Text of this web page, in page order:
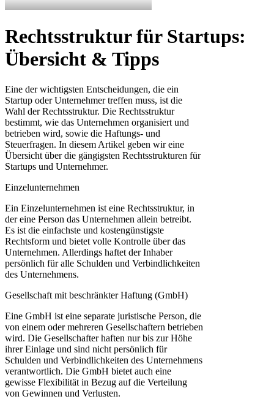
Rechtsstruktur für Startups:
Übersicht & Tipps
Eine der wichtigsten Entscheidungen, die ein
Startup oder Unternehmer treffen muss, ist die
Wahl der Rechtsstruktur. Die Rechtsstruktur
bestimmt, wie das Unternehmen organisiert und
betrieben wird, sowie die Haftungs- und
Steuerfragen. In diesem Artikel geben wir eine
Übersicht über die gängigsten Rechtsstrukturen für
Startups und Unternehmer.
Einzelunternehmen
Ein Einzelunternehmen ist eine Rechtsstruktur, in
der eine Person das Unternehmen allein betreibt.
Es ist die einfachste und kostengünstigste
Rechtsform und bietet volle Kontrolle über das
Unternehmen. Allerdings haftet der Inhaber
persönlich für alle Schulden und Verbindlichkeiten
des Unternehmens.
Gesellschaft mit beschränkter Haftung (GmbH)
Eine GmbH ist eine separate juristische Person, die
von einem oder mehreren Gesellschaftern betrieben
wird. Die Gesellschafter haften nur bis zur Höhe
ihrer Einlage und sind nicht persönlich für
Schulden und Verbindlichkeiten des Unternehmens
verantwortlich. Die GmbH bietet auch eine
gewisse Flexibilität in Bezug auf die Verteilung
von Gewinnen und Verlusten.